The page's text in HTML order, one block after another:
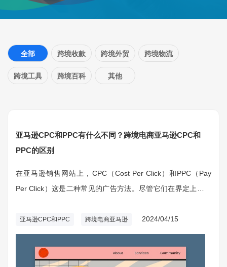
全部 跨境收款 跨境外贸 跨境物流
跨境工具 跨境百科 其他
亚马逊CPC和PPC有什么不同？跨境电商亚马逊CPC和
PPC的区别
在亚马逊销售网站上，CPC（Cost Per Click）和PPC（Pay
Per Click）这是二种常见的广告方法。尽管它们在界定上有一
亚马逊CPC和PPC 跨境电商亚马逊 2024/04/15